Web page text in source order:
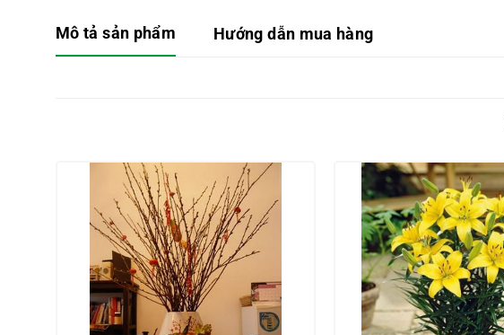
Mô tả sản phẩm Hướng dẫn mua hàng